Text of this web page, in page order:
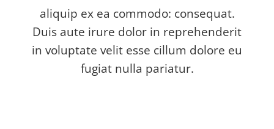
aliquip ex ea commodo: consequat.
Duis aute irure dolor in reprehenderit
in voluptate velit esse cillum dolore eu
fugiat nulla pariatur.